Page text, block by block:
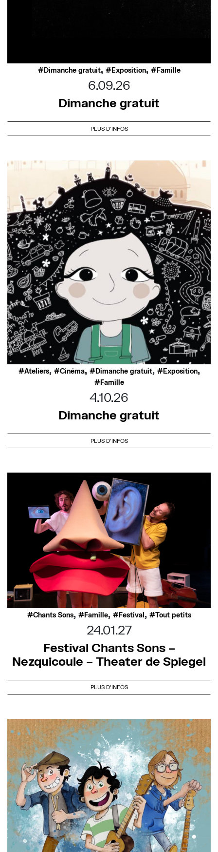
Dimanche gratuit, Exposition, Famille
6.09.26
Dimanche gratuit
PLUS D'INFOS
Ateliers, Cinéma, Dimanche gratuit, Exposition,
Famille
4.10.26
Dimanche gratuit
PLUS D'INFOS
Chants Sons, Famille, Festival , Tout petits
24.01.27
Festival Chants Sons –
Nezquicoule – Theater de Spiegel
PLUS D'INFOS